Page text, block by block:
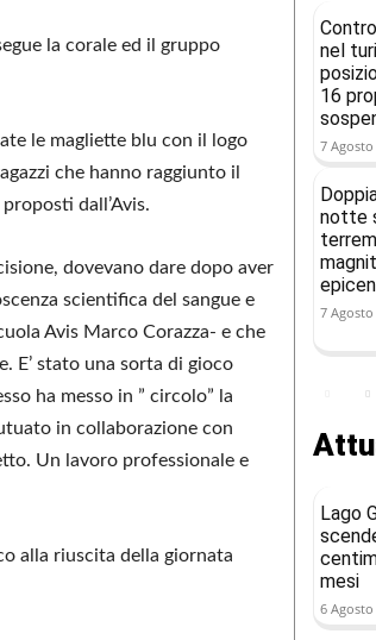
la corale ed il gruppo
le magliette blu con il logo
che hanno raggiunto il
dall’Avis.
dovevano dare dopo aver
scientifica del sangue e
Avis Marco Corazza- e che
E’ stato una sorta di gioco
ha messo in ” circolo” la
in collaborazione con
Un lavoro professionale e
alla riuscita della giornata
nel
16
7 Agosto
notte
7 Agosto
Lago
mesi
6 Agosto